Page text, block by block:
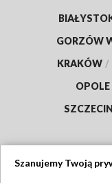
GORZÓW
KRAKÓW /
OPOLE
SZCZECIN
Szanujemy Twoją